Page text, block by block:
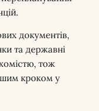
документів,
та державні
тож
кроком у